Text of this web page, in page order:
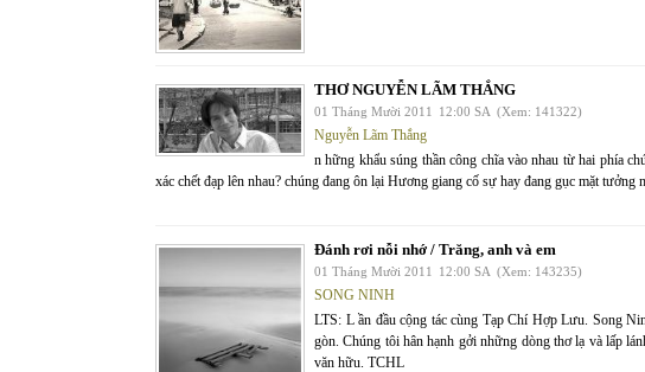
THƠ NGUYỄN LÃM THẮNG
01 Tháng Mười 2011 12:00 SA (Xem: 141322)
Nguyễn Lãm Thắng
n hững khẩu súng thần công chĩa vào nhau từ hai phía
xác chết đạp lên nhau? chúng đang ôn lại Hương giang cố sự hay đang gục mặt tưởng
Đánh rơi nỗi nhớ / Trăng, anh và em
01 Tháng Mười 2011 12:00 SA (Xem: 143235)
SONG NINH
LTS: L ần đầu cộng tác cùng Tạp Chí Hợp Lưu. Song
gòn. Chúng tôi hân hạnh gởi những dòng thơ lạ và lấp
văn hữu. TCHL